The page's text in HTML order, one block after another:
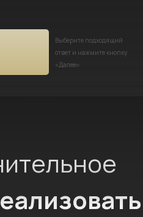
Выберите подходящий
ответ и нажмите кнопку
«Далее»